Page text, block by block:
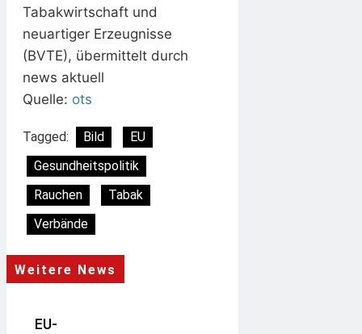
Tabakwirtschaft und
neuartiger Erzeugnisse
(BVTE), übermittelt durch
news aktuell
Quelle: ots
Tagged: Bild
EU
Gesundheitspolitik
Rauchen
Tabak
Verbände
Weitere News
EU-